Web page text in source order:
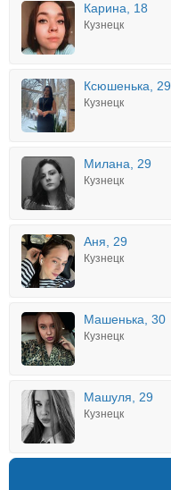
Карина, 18
Кузнецк
Ксюшенька, 29
Кузнецк
Милана, 29
Кузнецк
Аня, 29
Кузнецк
Машенька, 30
Кузнецк
Машуля, 29
Кузнецк